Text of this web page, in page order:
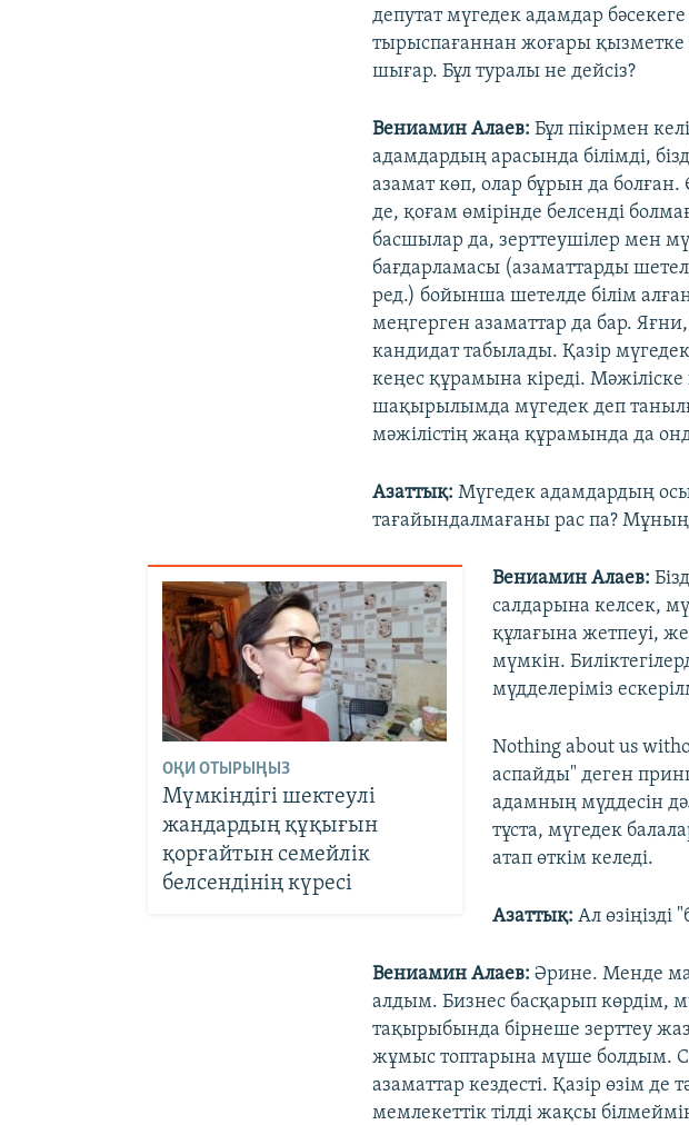
депутат мүгедек адамдар
тырыспағаннан жоғары
шығар. Бұл туралы не дейсіз?
Вениамин Алаев: Бұл пікірмен
адамдардың арасында білімді,
азамат көп, олар бұрын да болған.
де, қоғам өмірінде белсенді
басшылар да, зерттеушілер мен
бағдарламасы (азаматтарды
ред.) бойынша шетелде білім
меңгерген азаматтар да бар.
кандидат табылады. Қазір
кеңес құрамына кіреді.
шақырылымда мүгедек деп
мәжілістің жаңа құрамында да
Азаттық:Мүгедек адамдардың
тағайындалмағаны рас па?
ОҚИ ОТЫРЫҢЫЗ
Мүмкіндігі шектеулі
жандардың құқығын
қорғайтын семейлік
белсендінің күресі
Вениамин Алаев:
салдарына келсек,
құлағына жетпеуі,
мүмкін.
мүдделеріміз
Nothing about us
аспайды" деген
адамның мүддесін
тұста, мүгедек
атап өткім келеді.
Азаттық: Ал өзіңізді
Вениамин Алаев: Әрине. Менде
алдым. Бизнес басқарып көрдім,
тақырыбында бірнеше зерттеу
жұмыс топтарына мүше болдым.
азаматтар кездесті. Қазір өзім де
мемлекеттік тілді жақсы